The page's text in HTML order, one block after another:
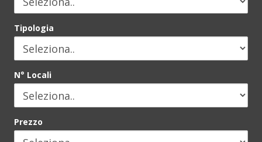
Tipologia
N° Locali
Prezzo